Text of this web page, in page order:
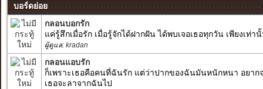
บอร์ดย่อย
กลอนบอกรัก
แค่รู้สึกเมื่อรัก เมื่อรู้จักได้ฝากฝัน ได้พบเจอเธอทุกวัน เพียงเท่า
ผู้ดูแล: kradan
กลอนแอบรัก
ก็เพราะเธอคือคนที่ฉันรัก แต่ว่าปากของฉันมันหนักหนา อยาก
เธอจะลาจากฉันไป